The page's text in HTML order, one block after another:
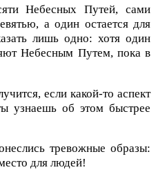
Небесных Путей, сами
а один остается для
лишь одно: хотя один
Небесным Путем, пока в
если какой-то аспект
узнаешь об этом быстрее
тревожные образы:
для людей!